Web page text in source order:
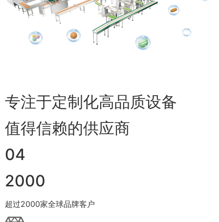
专注于定制化高品质设备
值得信赖的供应商
04
2000
超过2000家全球品牌客户